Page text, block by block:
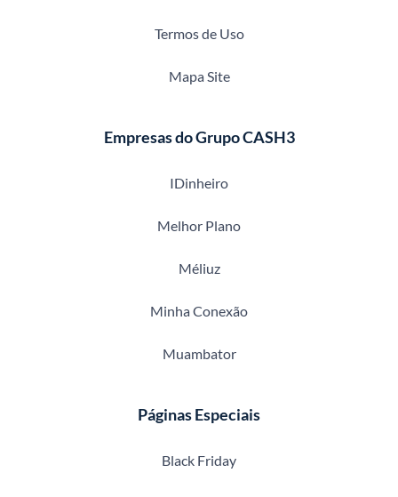
Termos de Uso
Mapa Site
Empresas do Grupo CASH3
IDinheiro
Melhor Plano
Méliuz
Minha Conexão
Muambator
Páginas Especiais
Black Friday